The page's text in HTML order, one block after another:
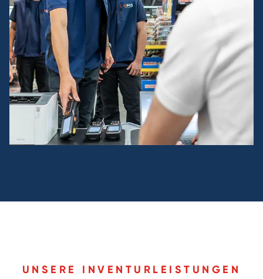
UNSERE INVENTURLEISTUNGEN